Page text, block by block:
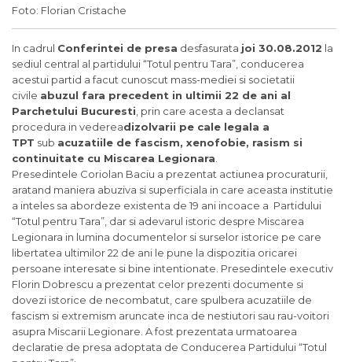
Foto: Florian Cristache
In cadrul Conferintei de presa desfasurata joi 30.08.2012 la
sediul central al partidului “Totul pentru Tara”, conducerea
acestui partid a facut cunoscut mass-mediei si societatii
civile abuzul fara precedent in ultimii 22 de ani al
Parchetului Bucuresti , prin care acesta a declansat
procedura in vedereadizolvarii pe cale legala a
TPT sub acuzatiile de fascism, xenofobie, rasism si
continuitate cu Miscarea Legionara
Presedintele Coriolan Baciu a prezentat actiunea procuraturii,
aratand maniera abuziva si superficiala in care aceasta institutie
a inteles sa abordeze existenta de 19 ani incoace a Partidului
“Totul pentru Tara”, dar si adevarul istoric despre Miscarea
Legionara in lumina documentelor si surselor istorice pe care
libertatea ultimilor 22 de ani le pune la dispozitia oricarei
persoane interesate si bine intentionate. Presedintele executiv
Florin Dobrescu a prezentat celor prezenti documente si
dovezi istorice de necombatut, care spulbera acuzatiile de
fascism si extremism aruncate inca de nestiutori sau rau-voitori
asupra Miscarii Legionare. A fost prezentata urmatoarea
declaratie de presa adoptata de Conducerea Partidului “Totul